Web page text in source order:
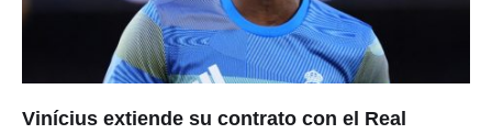
Vinícius extiende su contrato con el Real